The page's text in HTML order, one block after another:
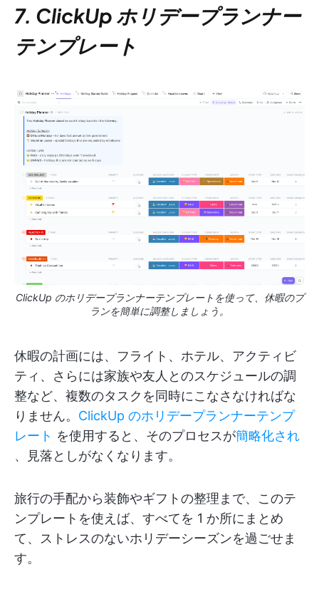
7. ClickUp ホリデープランナー
テンプレート
ClickUp のホリデープランナーテンプレートを使って、休暇のプ
ランを簡単に調整しましょう。
休暇の計画には、フライト、ホテル、アクティビ
ティ、さらには家族や友人とのスケジュールの調
整など、複数のタスクを同時にこなさなければな
りません。 ClickUp のホリデープランナーテンプ
レート を使用すると、そのプロセスが簡略化され
、見落としがなくなります。
旅行の手配から装飾やギフトの整理まで、このテ
ンプレートを使えば、すべてを 1 か所にまとめ
て、ストレスのないホリデーシーズンを過ごせま
す。